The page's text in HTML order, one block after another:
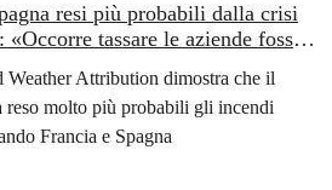
resi più probabili dalla crisi
«Occorre tassare le aziende fossili
Attribution dimostra che il
reso molto più probabili gli incendi
Francia e Spagna